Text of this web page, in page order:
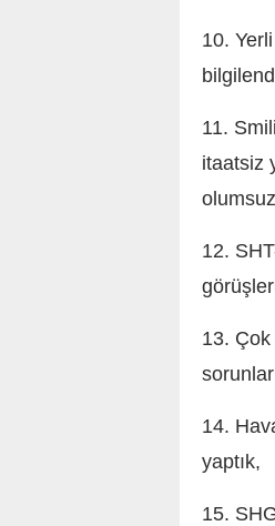
10.
11.
itaatsiz
12.
13. Çok
14.
yaptık,
15.